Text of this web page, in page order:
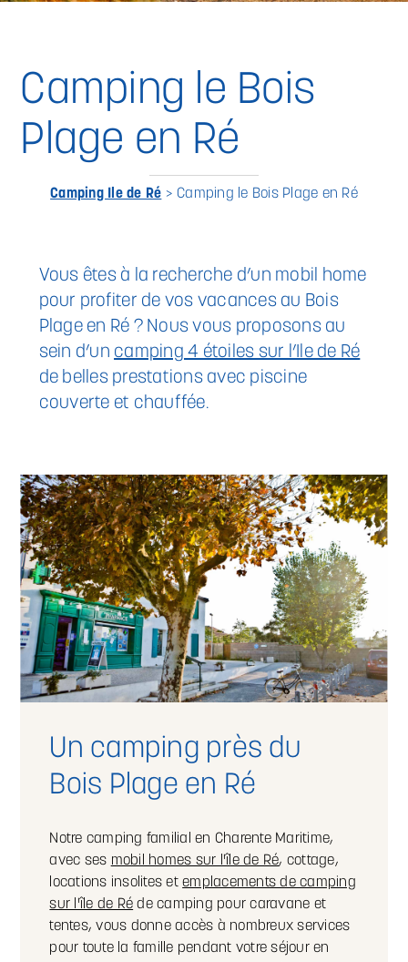
Camping le Bois
Plage en Ré
Camping Ile de Ré > Camping le Bois Plage en Ré
Vous êtes à la recherche d’un mobil home
pour profiter de vos vacances au Bois
Plage en Ré ? Nous vous proposons au
sein d’un camping 4 étoiles sur l’Ile de Ré
de belles prestations avec piscine
couverte et chauffée.
Un camping près du
Bois Plage en Ré
Notre camping familial en Charente Maritime,
avec ses mobil homes sur l'île de Ré, cottage,
locations insolites etemplacements de camping
sur l'île de Ré de camping pour caravane et
tentes, vous donne accès à nombreux services
pour toute la famille pendant votre séjour en